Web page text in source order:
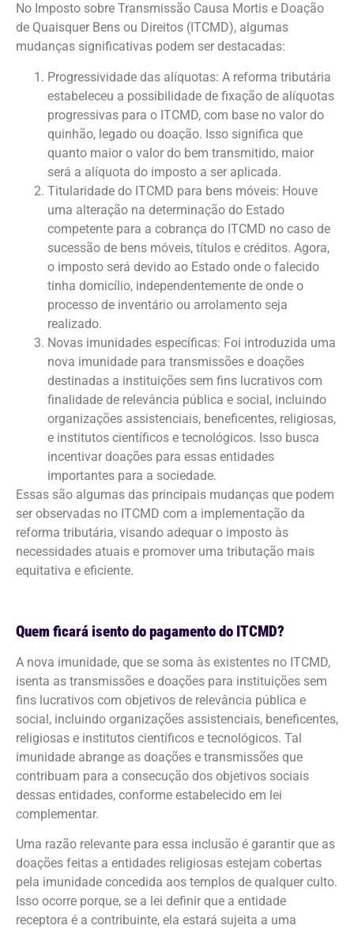
No Imposto sobre Transmissão Causa Mortis e Doação
de Quaisquer Bens ou Direitos (ITCMD), algumas
mudanças significativas podem ser destacadas:
Progressividade das alíquotas: A reforma tributária
estabeleceu a possibilidade de fixação de alíquotas
progressivas para o ITCMD, com base no valor do
quinhão, legado ou doação. Isso significa que
quanto maior o valor do bem transmitido, maior
será a alíquota do imposto a ser aplicada.
Titularidade do ITCMD para bens móveis: Houve
uma alteração na determinação do Estado
competente para a cobrança do ITCMD no caso de
sucessão de bens móveis, títulos e créditos. Agora,
o imposto será devido ao Estado onde o falecido
tinha domicílio, independentemente de onde o
processo de inventário ou arrolamento seja
realizado.
Novas imunidades específicas: Foi introduzida uma
nova imunidade para transmissões e doações
destinadas a instituições sem fins lucrativos com
finalidade de relevância pública e social, incluindo
organizações assistenciais, beneficentes, religiosas,
e institutos científicos e tecnológicos. Isso busca
incentivar doações para essas entidades
importantes para a sociedade.
Essas são algumas das principais mudanças que podem
ser observadas no ITCMD com a implementação da
reforma tributária, visando adequar o imposto às
necessidades atuais e promover uma tributação mais
equitativa e eficiente.
Quem ficará isento do pagamento do ITCMD?
A nova imunidade, que se soma às existentes no ITCMD,
isenta as transmissões e doações para instituições sem
fins lucrativos com objetivos de relevância pública e
social, incluindo organizações assistenciais, beneficentes,
religiosas e institutos científicos e tecnológicos. Tal
imunidade abrange as doações e transmissões que
contribuam para a consecução dos objetivos sociais
dessas entidades, conforme estabelecido em lei
complementar.
Uma razão relevante para essa inclusão é garantir que as
doações feitas a entidades religiosas estejam cobertas
pela imunidade concedida aos templos de qualquer culto.
Isso ocorre porque, se a lei definir que a entidade
receptora é a contribuinte, ela estará sujeita a uma